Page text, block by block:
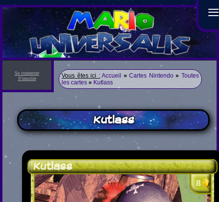
≡
Se connecter
S'inscrire
Vous êtes ici : Accueil » Cartes Nintendo » Toutes
les cartes » Kutlass
Kutlass
Kutlass
8